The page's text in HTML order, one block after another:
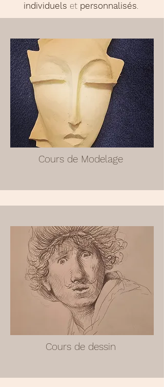
individuels etpersonnalisés.
Cours de Modelage
Cours de dessin